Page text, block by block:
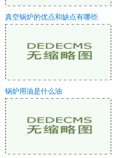
真空锅炉的优点和缺点有哪些
锅炉用油是什么油